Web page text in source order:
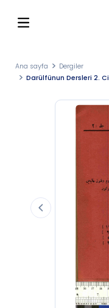
Ana sayfa
Dergiler
Darülfünun Dersleri 2.